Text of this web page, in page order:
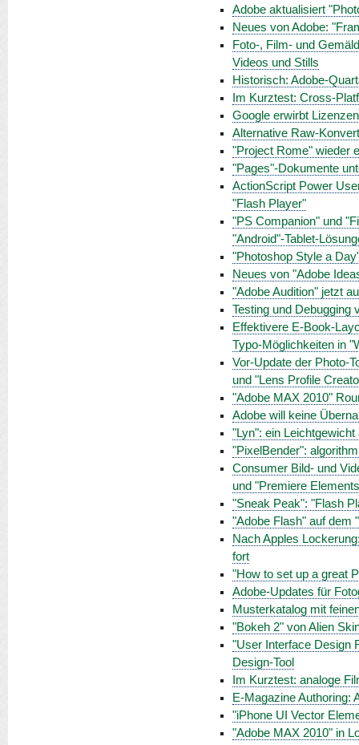
Adobe aktualisiert
Neues von Adobe:
Foto-, Film- und
Videos und Stills
Historisch: Adobe-
Im Kurztest: Cross-
Google erwirbt
Alternative Raw-
"Project Rome" wieder
"Pages"-Dokumente
ActionScript Power
"Flash Player"
"PS Companion" und
"Android"-Tablet-
"Photoshop Style a
Neues von "Adobe
"Adobe Audition" jetzt
Testing und Debugging
Effektivere E-Book-
Typo-Möglichkeiten in
Vor-Update der Photo-
und "Lens Profile
"Adobe MAX 2010"
Adobe will keine
"Lyn": ein
"PixelBender":
Consumer Bild- und
und "Premiere
"Sneak Peak": "Flash
"Adobe Flash" auf dem
Nach Apples
fort
"How to set up a great
Adobe-Updates für
Musterkatalog mit
"Bokeh 2" von Alien
"User Interface Design
Design-Tool
Im Kurztest: analoge
E-Magazine Authoring:
"iPhone UI Vector
"Adobe MAX 2010" in